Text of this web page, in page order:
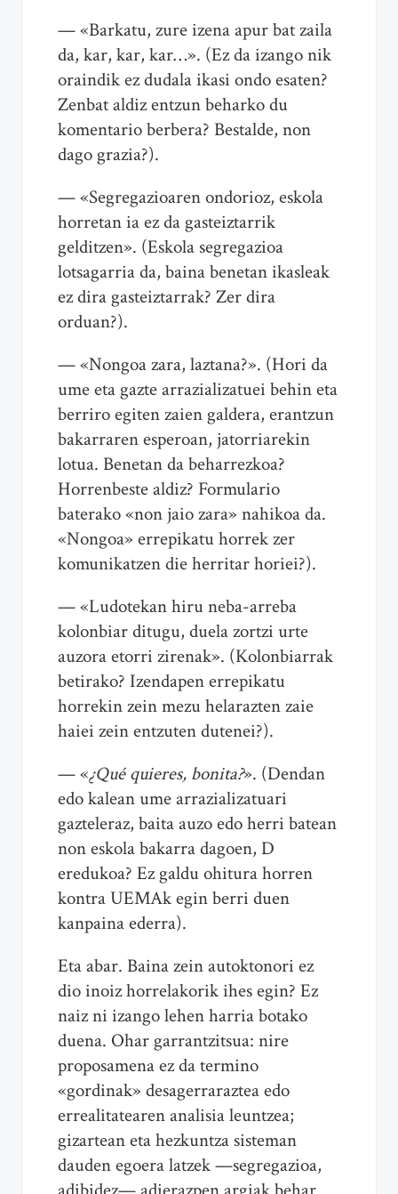
— «Barkatu, zure izena apur bat zaila
da, kar, kar, kar…». (Ez da izango nik
oraindik ez dudala ikasi ondo esaten?
Zenbat aldiz entzun beharko du
komentario berbera? Bestalde, non
dago grazia?).
— «Segregazioaren ondorioz, eskola
horretan ia ez da gasteiztarrik
gelditzen». (Eskola segregazioa
lotsagarria da, baina benetan ikasleak
ez dira gasteiztarrak? Zer dira
orduan?).
— «Nongoa zara, laztana?». (Hori da
ume eta gazte arrazializatuei behin eta
berriro egiten zaien galdera, erantzun
bakarraren esperoan, jatorriarekin
lotua. Benetan da beharrezkoa?
Horrenbeste aldiz? Formulario
baterako «non jaio zara» nahikoa da.
«Nongoa» errepikatu horrek zer
komunikatzen die herritar horiei?).
— «Ludotekan hiru neba-arreba
kolonbiar ditugu, duela zortzi urte
auzora etorri zirenak». (Kolonbiarrak
betirako? Izendapen errepikatu
horrekin zein mezu helarazten zaie
haiei zein entzuten dutenei?).
— «¿Qué quieres, bonita?». (Dendan
edo kalean ume arrazializatuari
gazteleraz, baita auzo edo herri batean
non eskola bakarra dagoen, D
eredukoa? Ez galdu ohitura horren
kontra UEMAk egin berri duen
kanpaina ederra).
Eta abar. Baina zein autoktonori ez
dio inoiz horrelakorik ihes egin? Ez
naiz ni izango lehen harria botako
duena. Ohar garrantzitsua: nire
proposamena ez da termino
«gordinak» desagerraraztea edo
errealitatearen analisia leuntzea;
gizartean eta hezkuntza sisteman
dauden egoera latzek —segregazioa,